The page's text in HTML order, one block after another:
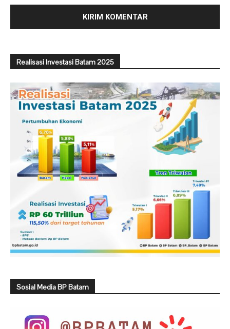
Realisasi Investasi Batam 2025
Sosial Media BP Batam